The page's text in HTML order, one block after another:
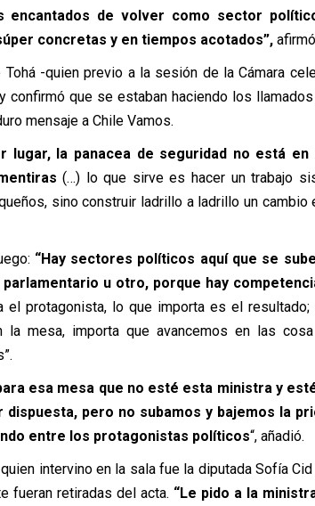
encantados de volver como sector
concretas y en tiempos acotados”,
Tohá -quien previo a la sesión de la Cámara
confirmó que se estaban haciendo los
mensaje a Chile Vamos.
lugar, la panacea de seguridad no está
(…) lo que sirve es hacer un trabajo
sino construir ladrillo a ladrillo un
“Hay sectores políticos aquí que se
parlamentario u otro, porque hay
el protagonista, lo que importa es el
la mesa, importa que avancemos en las
esa mesa que no esté esta ministra y
dispuesta, pero no subamos y bajemos la
entre los protagonistas políticos“, añadió.
quien intervino en la sala fue la diputada Sofía
fueran retiradas del acta. “Le pido a la